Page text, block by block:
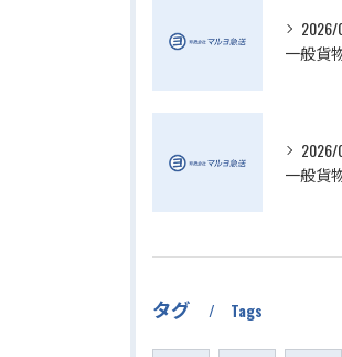
2026/
タグ Tags